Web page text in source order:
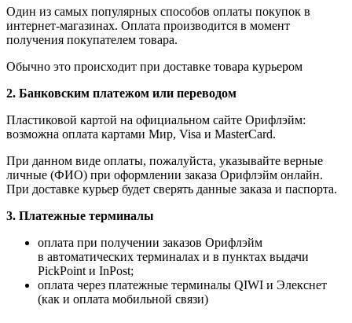
Один из самых популярных способов оплаты покупок в
интернет-магазинах. Оплата производится в момент
получения покупателем товара.
Обычно это происходит при доставке товара курьером
2. Банковским платежом или переводом
Пластиковой картой на официальном сайте Орифлэйм:
возможна оплата картами Мир, Visa и MasterCard.
При данном виде оплаты, пожалуйста, указывайте верные
личные (ФИО) при оформлении заказа Орифлэйм онлайн.
При доставке курьер будет сверять данные заказа и паспорта.
3. Платежные терминалы
оплата при получении заказов Орифлэйм
в автоматических терминалах и в пунктах выдачи
PickPoint и InPost;
оплата через платежные терминалы QIWI и Элекснет
(как и оплата мобильной связи)